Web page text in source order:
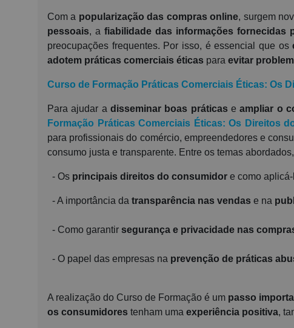
Com a popularização das compras online, surgem
pessoais, afiabilidade das informações fornecidas
preocupações frequentes. Por isso, é essencial que os
adotem práticas comerciais éticas para evitar
Curso de Formação Práticas Comerciais Éticas: Os
Para ajudar a disseminar boas práticaseampliar o
Formação Práticas Comerciais Éticas: Os Direitos
para profissionais do comércio, empreendedores e
consumo justa e transparente. Entre os temas
- Os principais direitos do consumidor e como
- A importância da transparência nas vendas e na
- Como garantir segurança e privacidade nas
- O papel das empresas na prevenção de práticas
A realização do Curso de Formação é um passo
os consumidores tenham uma experiência positiva,